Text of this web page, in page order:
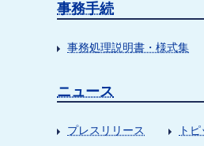
事務手続
事務処理説明書・様式集
ニュース
プレスリリース ト